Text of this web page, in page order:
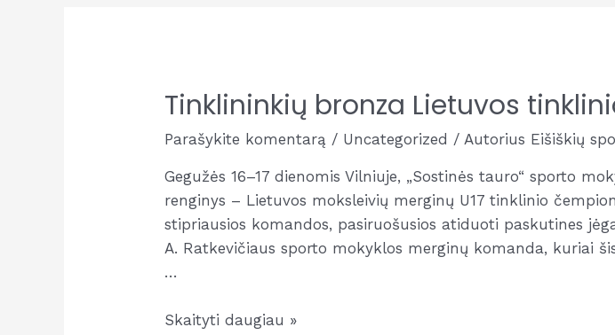
Tinklininkių bronza Lietuvos
Parašykite komentarą / Uncategorized / Autorius Eišiškių
Gegužės 16–17 dienomis Vilniuje, „Sostinės tauro“ sporto
renginys – Lietuvos moksleivių merginų U17 tinklinio
stipriausios komandos, pasiruošusios atiduoti paskutines
A. Ratkevičiaus sporto mokyklos merginų komanda, kuriai
…
Tinklininkių
Skaityti daugiau »